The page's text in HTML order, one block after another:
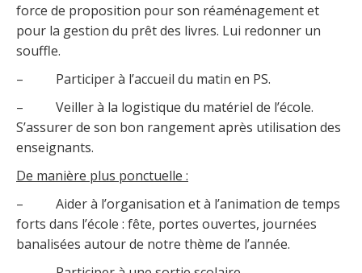
force de proposition pour son réaménagement et
pour la gestion du prêt des livres. Lui redonner un
souffle.
– Participer à l’accueil du matin en PS.
– Veiller à la logistique du matériel de l’école.
S’assurer de son bon rangement après utilisation des
enseignants.
De manière plus ponctuelle :
– Aider à l’organisation et à l’animation de temps
forts dans l’école : fête, portes ouvertes, journées
banalisées autour de notre thème de l’année.